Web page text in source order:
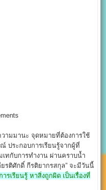
มมานะ จุดหมายที่ต้องการใช้
ประกอบการเรียนรู้จากผู้ที่
ทกับการทำงาน ผ่านคราบน้ำ
รติศักดิ์ กีรติยากรสกุล” จะมีวันนี้
เรียนรู้ หาสิ่งถูกผิด เป็นเรื่องที่